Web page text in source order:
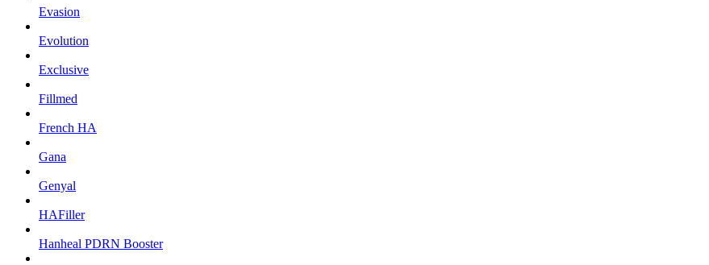
Evasion
Evolution
Exclusive
Fillmed
French HA
Gana
Genyal
HAFiller
Hanheal PDRN Booster